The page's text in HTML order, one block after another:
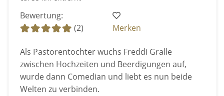
Bewertung:
(2)
Merken
Als Pastorentochter wuchs Freddi Gralle
zwischen Hochzeiten und Beerdigungen auf,
wurde dann Comedian und liebt es nun beide
Welten zu verbinden.